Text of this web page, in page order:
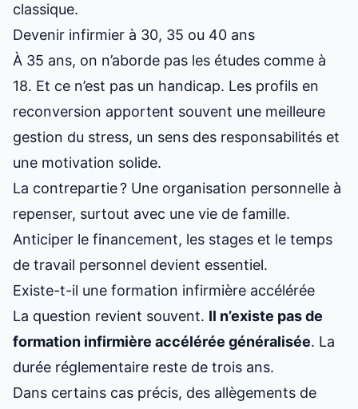
classique.
Devenir infirmier à 30, 35 ou 40 ans
À 35 ans, on n’aborde pas les études comme à
18. Et ce n’est pas un handicap. Les profils en
reconversion apportent souvent une meilleure
gestion du stress, un sens des responsabilités et
une motivation solide.
La contrepartie ? Une organisation personnelle à
repenser, surtout avec une vie de famille.
Anticiper le financement, les stages et le temps
de travail personnel devient essentiel.
Existe-t-il une formation infirmière accélérée
La question revient souvent. Il n’existe pas de
formation infirmière accélérée généralisée. La
durée réglementaire reste de trois ans.
Dans certains cas précis, des allègements de